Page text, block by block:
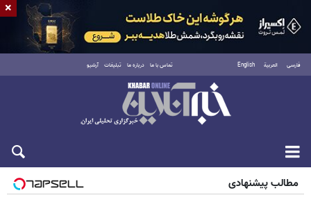
فارسی العربية English تماس با ما درباره ما تبلیغات آرشیو
جمعه ۱۶ مرداد ۱۴۰۵
مطالب پیشنهادی
×